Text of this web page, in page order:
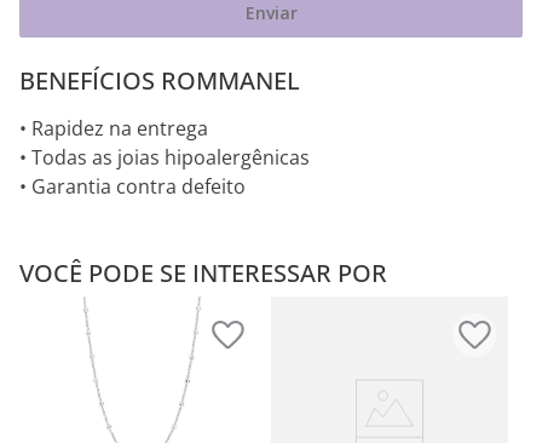
Enviar
BENEFÍCIOS ROMMANEL
• Rapidez na entrega
• Todas as joias hipoalergênicas
• Garantia contra defeito
VOCÊ PODE SE INTERESSAR POR